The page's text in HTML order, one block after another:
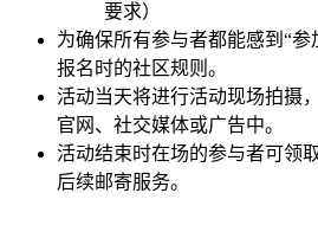
要求）
为确保所有参与者都能感到“
报名时的社区规则。
活动当天将进行活动现场拍摄
官网、社交媒体或广告中。
活动结束时在场的参与者可领
后续邮寄服务。